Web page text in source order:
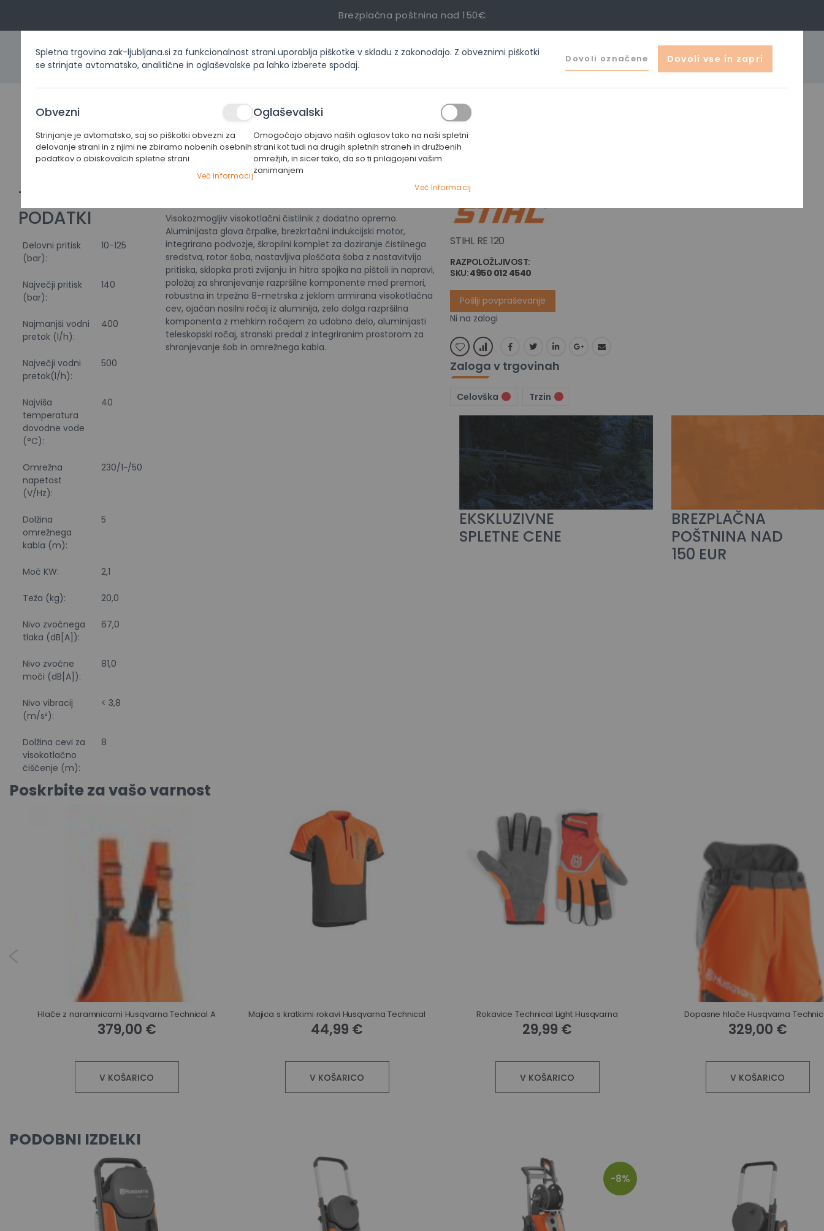
Obvezni
Strinjanje je avtomatsko, saj so piškotki obvezni za
delovanje strani in z njimi ne zbiramo nobenih osebnih
podatkov o obiskovalcih spletne strani
Več Informacij
Oglaševalski
Omogočajo objavo naših oglasov tako na naši spletni
strani kot tudi na drugih spletnih straneh in družbenih
omrežjih, in sicer tako, da so ti prilagojeni vašim
zanimanjem
Več Informacij
Spletna trgovina zak-ljubljana.si za funkcionalnost strani uporablja piškotke v skladu z zakonodajo. Z obveznimi piškotki
se strinjate avtomatsko, analitične in oglaševalske pa lahko izberete spodaj.
Dovoli označene Dovoli vse in zapri
Brezplačna poštnina nad 150€
041 644 044
info@zak-ljubljana.si
SERVIS KONTAKT
Home VISOKOTLAČNI ČISTILEC STIHL RE 120
na
galerije
slik
STIHL
na
galerije
slik
VISOKOTLAČNI ČISTILEC STIHL RE 120
STIHL RE 120
RAZPOLOŽLJIVOST:
SKU 4950 012 4540
Pošlji povpraševanje
Ni na zalogi
Zaloga v trgovinah
Celovška Trzin
EKSKLUZIVNE
SPLETNE CENE
BREZPLAČNA
POŠTNINA NAD
150 EUR
TEHNIČNI
PODATKI
Delovni pritisk
(bar):
10-125
Največji pritisk
(bar):
140
Najmanjši vodni
pretok (l/h):
400
Največji vodni
pretok(l/h):
500
Najviša
temperatura
dovodne vode
(°C):
40
Omrežna
napetost
(V/Hz):
230/1~/50
Dolžina
omrežnega
kabla (m):
5
Moč KW: 2,1
Teža (kg): 20,0
Nivo zvočnega
tlaka (dB[A]):
67,0
Nivo zvočne
moči (dB[A]):
81,0
Nivo vibracij
(m/s²):
< 3,8
Dolžina cevi za
visokotlačno
čiščenje (m):
8
Visokozmogljiv visokotlačni čistilnik z dodatno opremo.
Aluminijasta glava črpalke, brezkrtačni indukcijski motor,
integrirano podvozje, škropilni komplet za doziranje čistilnega
sredstva, rotor šoba, nastavljiva ploščata šoba z nastavitvijo
pritiska, sklopka proti zvijanju in hitra spojka na pištoli in napravi,
položaj za shranjevanje razpršilne komponente med premori,
robustna in trpežna 8-metrska z jeklom armirana visokotlačna
cev, ojačan nosilni ročaj iz aluminija, zelo dolga razpršilna
komponenta z mehkim ročajem za udobno delo, aluminijasti
teleskopski ročaj, stranski predal z integriranim prostorom za
shranjevanje šob in omrežnega kabla.
Poskrbite za vašo varnost
Hlače z naramnicami Husqvarna Technical A
379,00 €
V KOŠARICO
Majica s kratkimi rokavi Husqvarna Technical
44,99 €
V KOŠARICO
Rokavice Technical Light Husqvarna
29,99 €
V KOŠARICO
Dopasne hlače Husqvarna
329,00 €
V KOŠARICO
PODOBNI IZDELKI
-8%